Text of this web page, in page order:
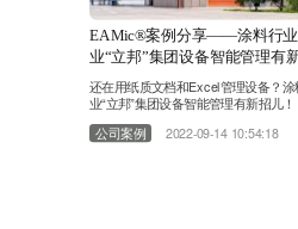
EAMic®案例分享——涂料行
业“立邦”集团设备智能管理有
还在用纸质文档和Excel管理设备？
业“立邦”集团设备智能管理有新招儿
（易美刻）助力改善立邦涂料(中国)工
项目 关于立邦中国 立邦中国隶属于
公司案例 2022-09-14 10:54:18